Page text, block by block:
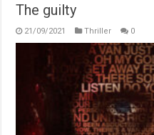
The guilty
21/09/2021 Thriller 0